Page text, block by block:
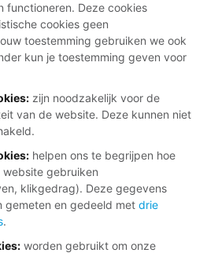
functioneren. Deze cookies
cookies geen
toestemming gebruiken we ook
kun je toestemming geven voor
zijn noodzakelijk voor de
van de website. Deze kunnen niet
: helpen ons te begrijpen hoe
gebruiken
klikgedrag). Deze gegevens
gemeten en gedeeld met drie
.
: worden gebruikt om onze